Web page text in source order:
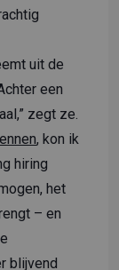
uit de
een
zegt ze.
, kon ik
hiring
het
– en
blijvend